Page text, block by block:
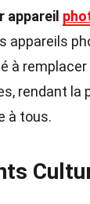
appareil
appareils
à
rendant la
à tous.